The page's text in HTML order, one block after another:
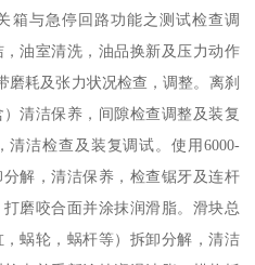
箱与急停回路功能之测试检查调
油室清洗，油品换新及压力动作
耗及张力状况检查，调整。离刹
清洁保养，间隙检查调整及装复
洁检查及装复调试。使用6000-
解，清洁保养，检查锯牙及连杆
磨咬合面并涂抹润滑脂。滑块总
蜗轮，蜗杆等）拆卸分解，清洁